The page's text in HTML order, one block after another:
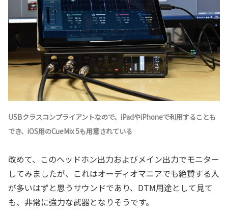
USBクラスコンプライアントなので、iPadやiPhoneで利用することも
でき、iOS用のCueMix 5も用意されている
改めて、このヘッドホン出力およびメイン出力でモニター
してみましたが、これはオーディオマニアでも絶賛する人
が多いはずと思うサウンドであり、DTM用途として見て
も、非常に強力な武器となりそうです。